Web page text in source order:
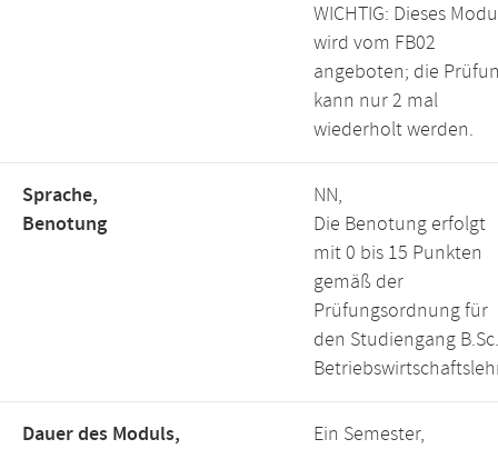
WICHTIG: Dieses
wird vom FB02
angeboten; die
kann nur 2 mal
wiederholt werden.
Sprache,
Benotung
NN,
Die Benotung erfolgt
mit 0 bis 15 Punkten
gemäß der
Prüfungsordnung für
den Studiengang B.Sc.
Dauer des Moduls,
Ein Semester,